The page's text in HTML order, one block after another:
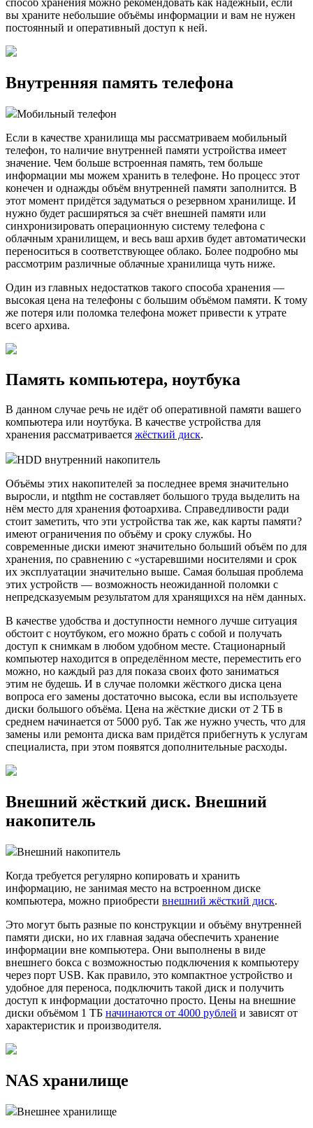
вы храните небольшие объёмы информации и вам не нужен
постоянный и оперативный доступ к ней.
Внутренняя память телефона
Мобильный телефон
Если в качестве хранилища мы рассматриваем мобильный
телефон, то наличие внутренней памяти устройства имеет
значение. Чем больше встроенная память, тем больше
информации мы можем хранить в телефоне. Но процесс этот
конечен и однажды объём внутренней памяти заполнится. В
этот момент придётся задуматься о резервном хранилище. И
нужно будет расширяться за счёт внешней памяти или
синхронизировать операционную систему телефона с
облачным хранилищем, и весь ваш архив будет автоматически
переноситься в соответствующее облако. Более подробно мы
рассмотрим различные облачные хранилища чуть ниже.
Один из главных недостатков такого способа хранения —
высокая цена на телефоны с большим объёмом памяти. К тому
же потеря или поломка телефона может привести к утрате
всего архива.
Память компьютера, ноутбука
В данном случае речь не идёт об оперативной памяти вашего
компьютера или ноутбука. В качестве устройства для
хранения рассматривается жёсткий диск.
HDD внутренний накопитель
Объёмы этих накопителей за последнее время значительно
выросли, и ntgthm не составляет большого труда выделить на
нём место для хранения фотоархива. Справедливости ради
стоит заметить, что эти устройства так же, как карты памяти?
имеют ограничения по объёму и сроку службы. Но
современные диски имеют значительно больший объём по для
хранения, по сравнению с «устаревшими носителями и срок
их эксплуатации значительно выше. Самая большая проблема
этих устройств — возможность неожиданной поломки с
непредсказуемым результатом для хранящихся на нём данных.
В качестве удобства и доступности немного лучше ситуация
обстоит с ноутбуком, его можно брать с собой и получать
доступ к снимкам в любом удобном месте. Стационарный
компьютер находится в определённом месте, переместить его
можно, но каждый раз для показа своих фото заниматься
этим не будешь. И в случае поломки жёсткого диска цена
вопроса его замены достаточно высока, если вы используете
диски большого объёма. Цена на жёсткие диски от 2 ТБ в
среднем начинается от 5000 руб. Так же нужно учесть, что для
замены или ремонта диска вам придётся прибегнуть к услугам
специалиста, при этом появятся дополнительные расходы.
Внешний жёсткий диск. Внешний
накопитель
Внешний накопитель
Когда требуется регулярно копировать и хранить
информацию, не занимая место на встроенном диске
компьютера, можно приобрести внешний жёсткий диск.
Это могут быть разные по конструкции и объёму внутренней
памяти диски, но их главная задача обеспечить хранение
информации вне компьютера. Они выполнены в виде
внешнего бокса с возможностью подключения к компьютеру
через порт USB. Как правило, это компактное устройство и
удобное для переноса, подключить такой диск и получить
доступ к информации достаточно просто. Цены на внешние
диски объёмом 1 ТБ начинаются от 4000 рублей и зависят от
характеристик и производителя.
NAS хранилище
Внешнее хранилище